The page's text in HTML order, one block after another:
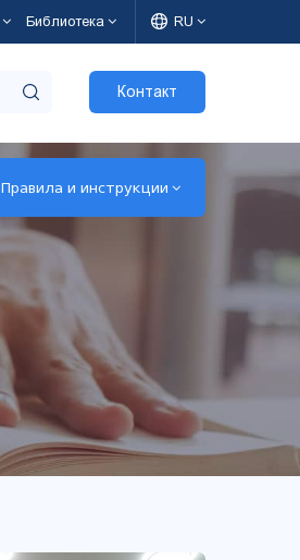
Библиотека RU
Контакт
Правила и инструкции